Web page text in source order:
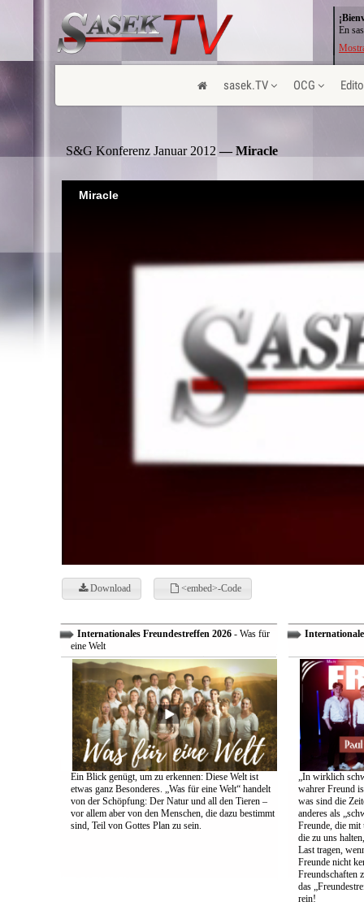
sasek.TV OCG
En
S&G Konferenz Januar 2012 — Miracle
Miracle
Download <embed>-Code
Internationales Freundestreffen 2026- Was für
eine Welt
Ein Blick genügt, um zu erkennen: Diese Welt ist
etwas ganz Besonderes. „Was für eine Welt“ handelt
von der Schöpfung: Der Natur und all den Tieren –
vor allem aber von den Menschen, die dazu bestimmt
sind, Teil von Gottes Plan zu sein.
„In wirklich
wahrer Freund
was sind die
anderes als
Freunde, die mit
die zu uns
Last tragen,
Freunde nicht
Freundschaften
das
rein!